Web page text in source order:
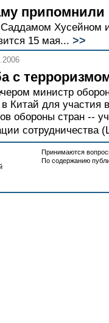
припомнили
Хусейном
15 мая... >>
с
министр
в Китай для участия
обороны стран --
Принимаются
По содержанию